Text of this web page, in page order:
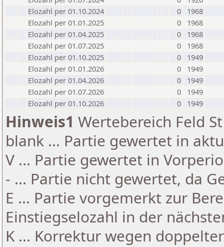
Elozahl per 01.10.2024
0
1968
Elozahl per 01.01.2025
0
1968
Elozahl per 01.04.2025
0
1968
Elozahl per 01.07.2025
0
1968
Elozahl per 01.10.2025
0
1949
Elozahl per 01.01.2026
0
1949
Elozahl per 01.04.2026
0
1949
Elozahl per 01.07.2026
0
1949
Elozahl per 01.10.2026
0 1949
Hinweis1 Wertebereich Feld
blank ... Partie gewertet in
V ... Partie gewertet in
- ... Partie nicht gewertet, da
E ... Partie vorgemerkt zur
Einstiegselozahl in der
K ... Korrektur wegen